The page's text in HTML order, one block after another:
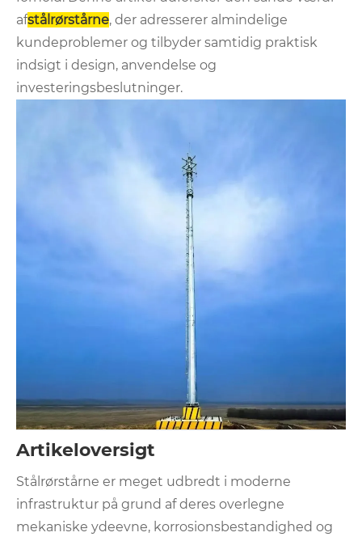
afstålrørstårne, der adresserer almindelige
kundeproblemer og tilbyder samtidig praktisk
indsigt i design, anvendelse og
investeringsbeslutninger.
Artikeloversigt
Stålrørstårne ​​er meget udbredt i moderne
infrastruktur på grund af deres overlegne
mekaniske ydeevne, korrosionsbestandighed og